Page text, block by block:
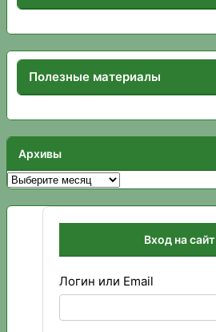
Полезные материалы
Архивы
Архивы
Вход на сайт
Логин или Email